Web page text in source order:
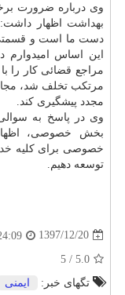
وی درباره ضرورت
بهداشت اظهار
دست ما است و
این اساس امیدوارم
مراجع قضائی كار را
مرتكب تخلف شد،
مجدد پیشگیری كند.
وی در پاسخ به سوالی
بخش خصوصی،
خصوصی برای كلیه
توسعه دهیم.
1397/12/20
5.0
/
5
تگهای خبر:
ایمنی